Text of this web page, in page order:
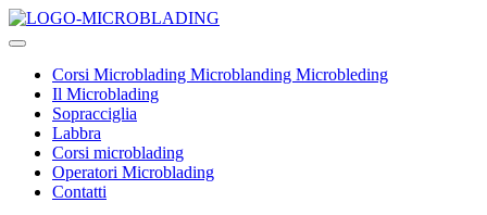
Skip
to
Microbleding
Tecniche
insegnamenti
base
Corsi Microblading Microblanding Microbleding
Il Microblading
Sopracciglia
Labbra
Corsi microblading
Operatori Microblading
Contatti